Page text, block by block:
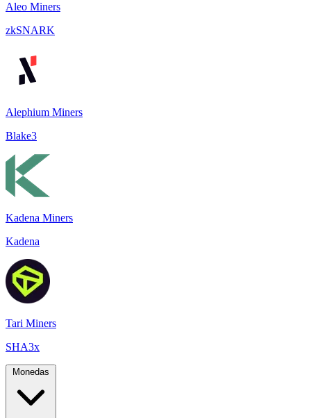
Aleo Miners
zkSNARK
Alephium Miners
Blake3
Kadena Miners
Kadena
Tari Miners
SHA3x
Monedas